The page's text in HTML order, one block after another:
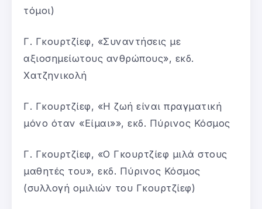
τόμοι)
Γ. Γκουρτζίεφ, «Συναντήσεις με
αξιοσημείωτους ανθρώπους», εκδ.
Χατζηνικολή
Γ. Γκουρτζίεφ, «Η ζωή είναι πραγματική
μόνο όταν «Είμαι»», εκδ. Πύρινος Κόσμος
Γ. Γκουρτζίεφ, «Ο Γκουρτζίεφ μιλά στους
μαθητές του», εκδ. Πύρινος Κόσμος
(συλλογή ομιλιών του Γκουρτζίεφ)